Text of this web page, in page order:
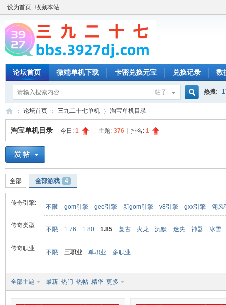
设为首页 收藏本站
论坛首页 微端单机下载 卡密兑换元宝 兑换记录 数
帖子 热搜:
»
论坛首页 三九二十七单机 淘宝单机目录
淘宝单机目录 今日: 1 主题: 376 排名: 1
全部 全部游戏 4
传奇引擎:
不限 gom引擎 gee引擎 新gom引擎 v8引擎 gxx引擎 翎风
传奇类型:
不限 1.76 1.80 1.85 复古 火龙 沉默 迷失 神器 冰雪
传奇职业:
不限 三职业 单职业 多职业
全部主题 最新 热门 热帖 精华 更多